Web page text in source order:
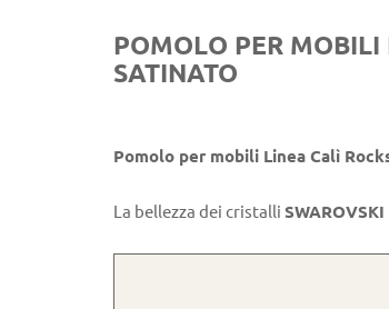
POMOLO PER MOBILI
SATINATO
Pomolo per mobili Linea Calì
La bellezza dei cristalli SWAROVSKI